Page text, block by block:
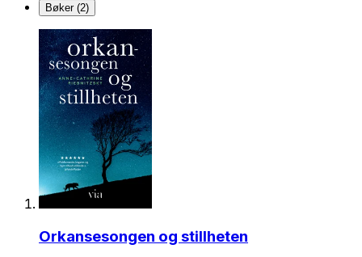
Bøker (2)
Orkansesongen og stillheten